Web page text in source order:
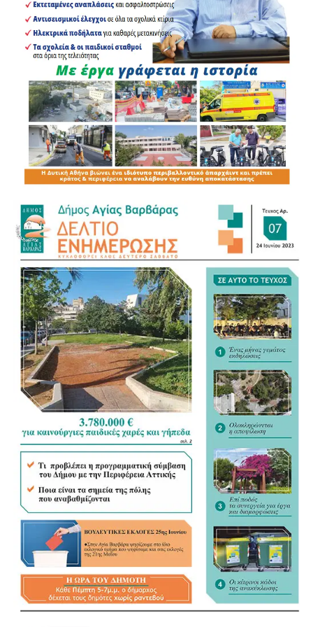
Την ίδια στιγμή, ταΚ.Δ.Α.Π. του Δήμου Αιγάλεω
συνεχίζουν να αποτελούν έναν σημαντικό θεσμό
δημιουργικής απασχόλησης για τα παιδιά της πόλης,
προσφέροντας ένα σύγχρονο πρόγραμμα αθλητικών,
καλλιτεχνικών, εκπαιδευτικών και παιδαγωγικών
δραστηριοτήτων, που συμβάλλει στην ολόπλευρη
ανάπτυξη της προσωπικότητάς τους, καλλιεργώντας τη
φαντασία, τη συνεργασία και τη δημιουργική έκφραση.
Με την ολοκλήρωση των φετινών δράσεων του 1 ου
την οποία γονείς και παιδιά παρακολούθησαν ένα
πλούσιο πρόγραμμα με δράσεις φιλαναγνωσίας,
θεατρικού παιχνιδιού, παραδοσιακών χορών, αθλητικών
δραστηριοτήτων και δημιουργικών παρουσιάσεων. Οι
παρευρισκόμενοι καταχειροκρότησαν την προσπάθεια
των παιδιών και των εκπαιδευτικών τους, επιβραβεύοντας
το έργο που υλοποιήθηκε καθ&#39; όλη τη διάρκεια της
χρονιάς.
Ο Δήμος Αιγάλεω παραμένει σταθερά
προσανατολισμένος στην υλοποίηση δράσεων που
επενδύουν στα παιδιά και στηρίζουν ουσιαστικά τις
οικογένειες της πόλης, προσφέροντας ευκαιρίες για
δημιουργία, μάθηση, άθληση και κοινωνική ανάπτυξη
μέσα από σύγχρονα και ποιοτικά προγράμματα.